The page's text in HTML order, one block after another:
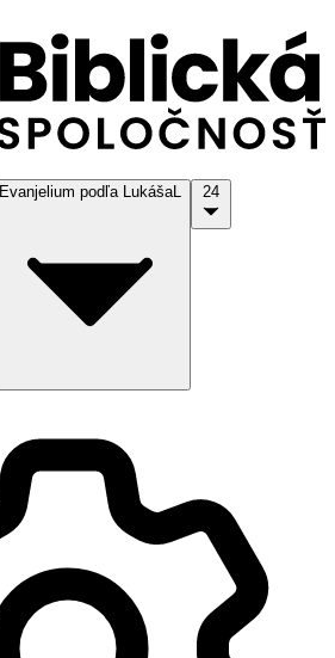
Evanjelium podľa LukášaL